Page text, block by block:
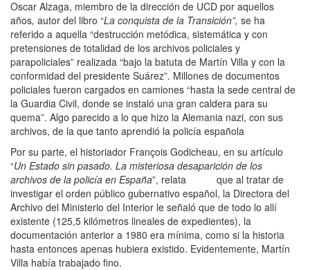
Oscar Alzaga, miembro de la dirección de UCD por aquellos
años, autor del libro “La conquista de la Transición”, se ha
referido a aquella “destrucción metódica, sistemática y con
pretensiones de totalidad de los archivos policiales y
parapoliciales” realizada “bajo la batuta de Martín Villa y con la
conformidad del presidente Suárez”. Millones de documentos
policiales fueron cargados en camiones “hasta la sede central de
la Guardia Civil, donde se instaló una gran caldera para su
quema”. Algo parecido a lo que hizo la Alemania nazi, con sus
archivos, de la que tanto aprendió la policía española
Por su parte, el historiador François Godicheau, en su artículo
“Un Estado sin pasado. La misteriosa desaparición de los
archivos de la policía en España”, relata que al tratar de
investigar el orden público gubernativo español, la Directora del
Archivo del Ministerio del Interior le señaló que de todo lo allí
existente (125,5 kilómetros lineales de expedientes), la
documentación anterior a 1980 era mínima, como si la historia
hasta entonces apenas hubiera existido. Evidentemente, Martín
Villa había trabajado fino.